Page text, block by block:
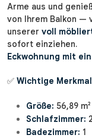
Arme aus und
von Ihrem Balkon —
unserer voll
sofort einziehen.
Eckwohnung mit
✅ Wichtige
Größe: 56,89 m²
Schlafzimmer: 2
Badezimmer: 1